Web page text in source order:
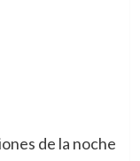
de la noche